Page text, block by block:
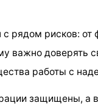
рядом рисков: от
важно доверять
работы с
защищены, а